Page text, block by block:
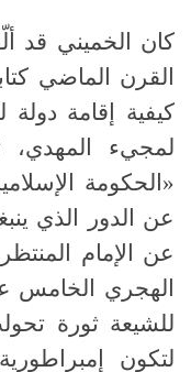
كان الخميني قد
القرن الماضي
كيفية إقامة دولة
لمجيء
«الحكومة
عن الدور الذي
عن الإمام
الهجري الخامس
للشيعة ثورة
لتكون